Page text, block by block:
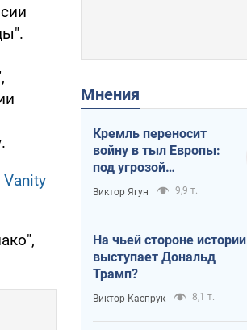
Мнения
Кремль переносит
войну в тыл Европы:
под угрозой
критическая
логистика
Виктор Ягун 9,9 т.
На чьей стороне истории
выступает Дональд
Трамп?
Виктор Каспрук 8,1 т.